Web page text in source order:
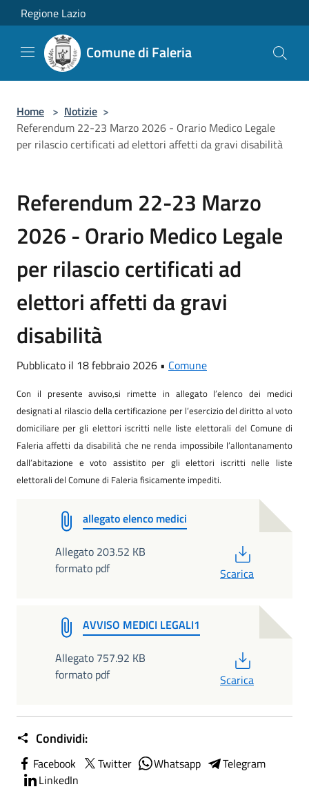
Salta al contenuto principale
Regione Lazio
Comune di Faleria
Home > Notizie >
Referendum 22-23 Marzo 2026 - Orario Medico Legale
per rilascio certificati ad elettori affetti da gravi disabilità
Referendum 22-23 Marzo
2026 - Orario Medico Legale
per rilascio certificati ad
elettori affetti da gravi
disabilità
Pubblicato il 18 febbraio 2026 • Comune
Con il presente avviso,si rimette in allegato l’elenco dei medici
designati al rilascio della certificazione per l’esercizio del diritto al voto
domiciliare per gli elettori iscritti nelle liste elettorali del Comune di
Faleria affetti da disabilità che ne renda impossibile l’allontanamento
dall’abitazione e voto assistito per gli elettori iscritti nelle liste
elettorali del Comune di Faleria fisicamente impediti.
allegato elenco medici
Allegato 203.52 KB
formato pdf
Scarica
AVVISO MEDICI LEGALI1
Allegato 757.92 KB
formato pdf
Scarica
Condividi:
Facebook Twitter Whatsapp
Telegram
LinkedIn